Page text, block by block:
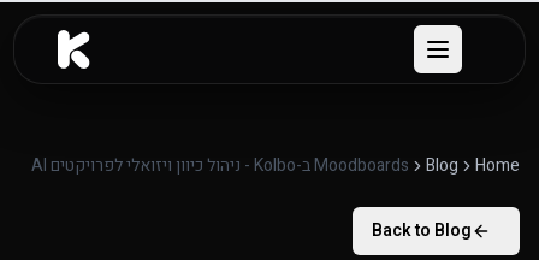
דלג לתוכן העיקרי
Open menu
Home
Blog Moodboards ב-Kolbo - ניהול כיוון ויזואלי לפרויקטים AI
Back to Blog